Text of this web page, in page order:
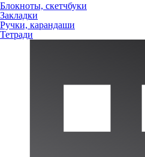
Блокноты, скетчбуки
Закладки
Ручки, карандаши
Тетради